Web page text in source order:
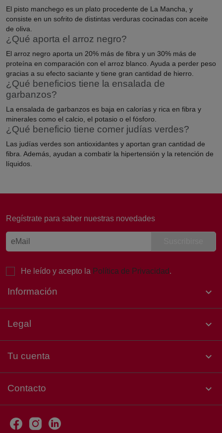
El pisto manchego es un plato procedente de La Mancha, y
consiste en un sofrito de distintas verduras cocinadas con aceite
de oliva.
¿Qué aporta el arroz negro?
El arroz negro aporta un 20% más de fibra y un 30% más de
proteína en comparación con el arroz blanco. Ayuda a perder peso
gracias a su efecto saciante y tiene gran cantidad de hierro.
¿Qué beneficios tiene la ensalada de
garbanzos?
La ensalada de garbanzos es baja en calorías y rica en fibra y
minerales como el calcio, el potasio o el fósforo.
¿Qué beneficio tiene comer judías verdes?
Las judías verdes son antioxidantes y aportan gran cantidad de
fibra. Además, ayudan a combatir la hipertensión y la retención de
líquidos.
Regístrate para saber nuestras novedades
He leído y acepto la Política de Privacidad.
Información 
Legal 
Tu cuenta 
Contacto keyboard_arrow_down
Laura, Atención al cliente
¡Buenos días! 👋 Soy Laura, de
Estoy aquí para ayudarte. ¿Qué
necesitas hoy?